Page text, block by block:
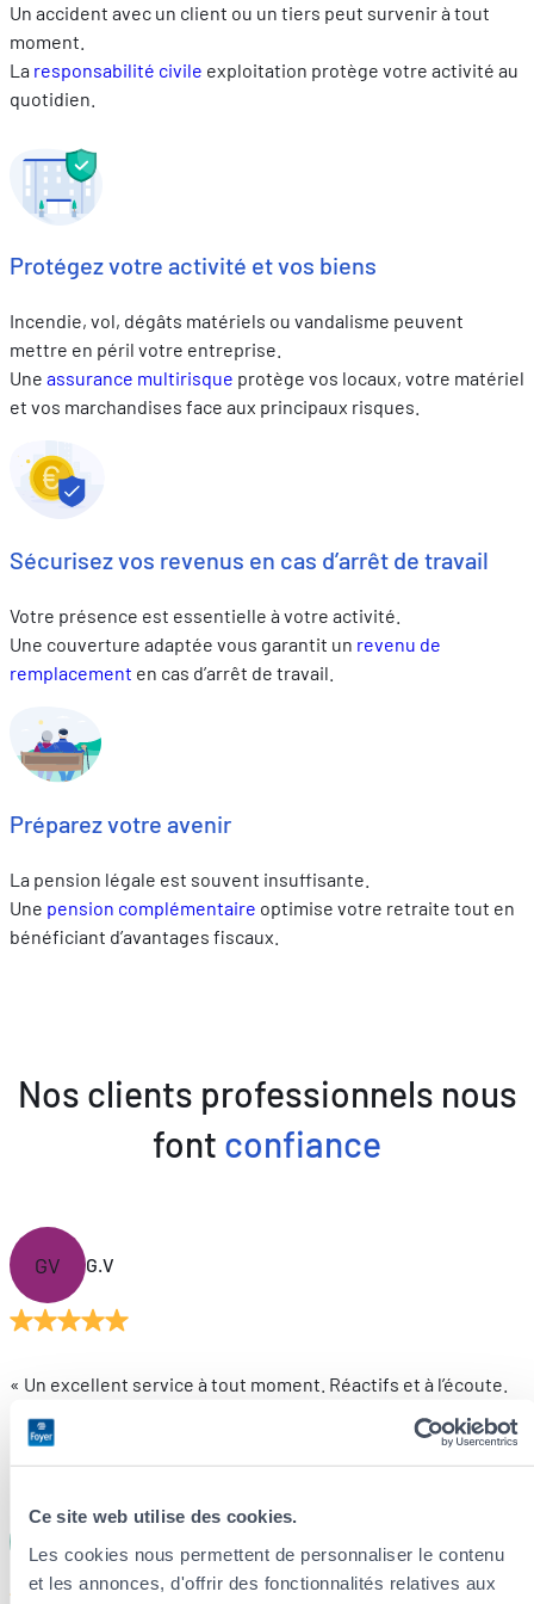
Ce site web utilise des cookies.
Les cookies nous permettent de personnaliser le contenu
et les annonces, d'offrir des fonctionnalités relatives aux
Un accident avec un client ou un tiers peut survenir à tout
moment.
La responsabilité civile exploitation protège votre activité au
quotidien.
Protégez votre activité et vos biens
Incendie, vol, dégâts matériels ou vandalisme peuvent
mettre en péril votre entreprise.
Une assurance multirisque protège vos locaux, votre matériel
et vos marchandises face aux principaux risques.
Sécurisez vos revenus en cas d’arrêt de travail
Votre présence est essentielle à votre activité.
Une couverture adaptée vous garantit un revenu de
remplacement en cas d’arrêt de travail.
Préparez votre avenir
La pension légale est souvent insuffisante.
Une pension complémentaire optimise votre retraite tout en
bénéficiant d’avantages fiscaux.
Nos clients professionnels nous
font confiance
GV G.V
« Un excellent service à tout moment. Réactifs et à l’écoute.
Foyer est vraiment une excellente compagnie d’assurances.
Le service client de premier ordre n’est pas qu’un mot pour
eux, c’est une véritable philosophie. »